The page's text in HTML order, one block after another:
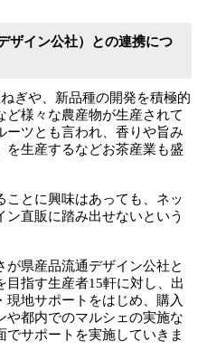
ザイン公社）との連携につ
ぎや、新品種の開発を積極的
ど様々な農産物が生産されて
ーツとも言われ、香りや旨み
を生産するなどお茶産業も盛
ことに興味はあっても、ネッ
ン直販に踏み出せないという
が県産品流通デザイン公社と
指す生産者15軒に対し、出
地サポートをはじめ、購入
や都内でのマルシェの実施な
でサポートを実施していきま